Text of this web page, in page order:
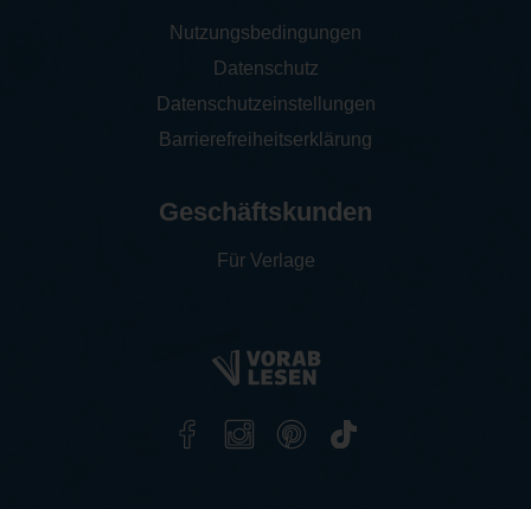
Nutzungsbedingungen
Datenschutz
Datenschutzeinstellungen
Barrierefreiheitserklärung
Geschäftskunden
Für Verlage